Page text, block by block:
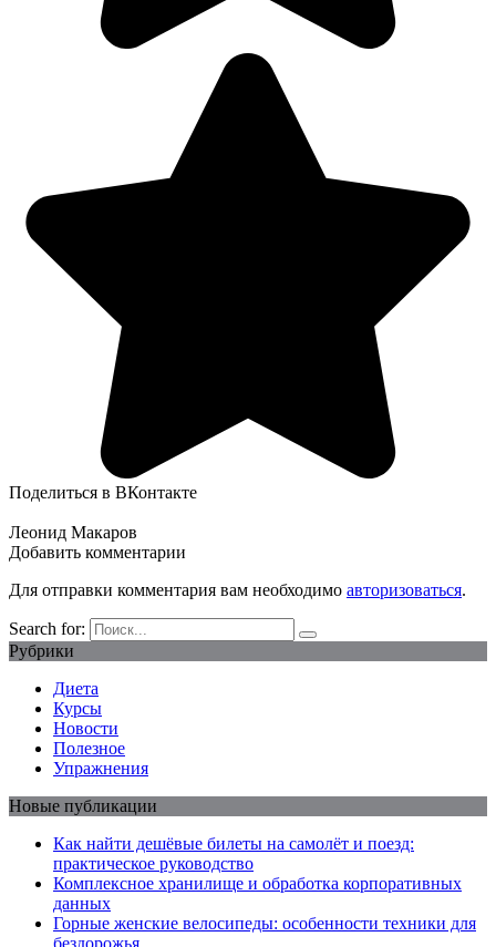
Поделиться в ВКонтакте
Леонид Макаров
Добавить комментарии
Для отправки комментария вам необходимо авторизоваться.
Search for:
Рубрики
Диета
Курсы
Новости
Полезное
Упражнения
Новые публикации
Как найти дешёвые билеты на самолёт и поезд:
практическое руководство
Комплексное хранилище и обработка корпоративных
данных
Горные женские велосипеды: особенности техники для
бездорожья